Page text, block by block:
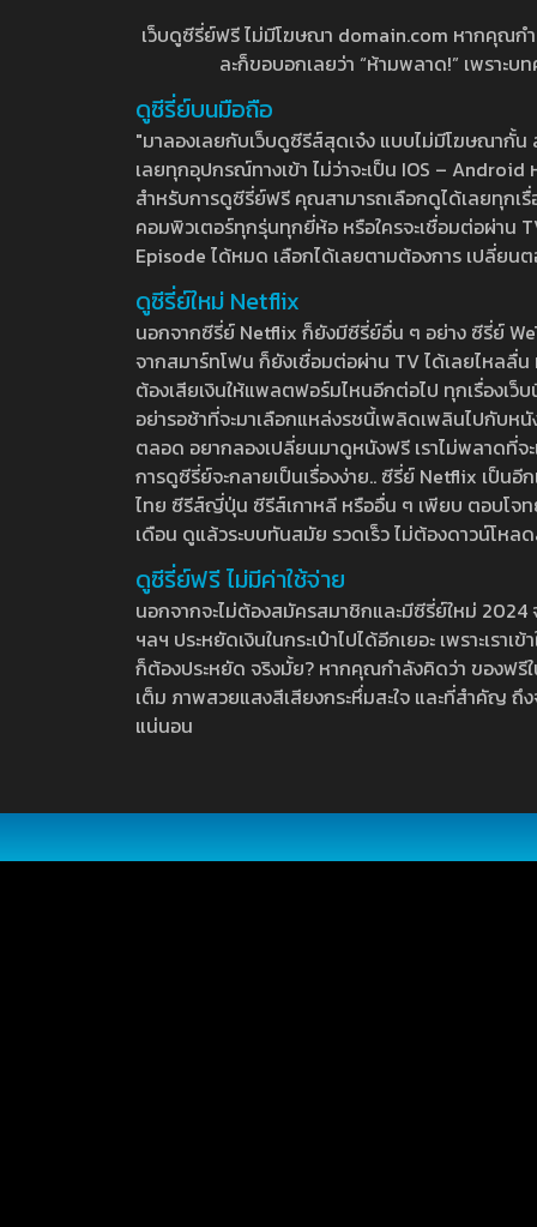
เว็บดูซีรี่ย์ฟรี ไม่มีโฆษณา domain.com หากคุณก
ละก็ขอบอกเลยว่า “ห้ามพลาด!” เพราะ
ดูซีรี่ย์บนมือถือ
"มาลองเลยกับเว็บดูซีรีส์สุดเจ๋ง แบบไม่มีโฆษณากั้
เลยทุกอุปกรณ์ทางเข้า ไม่ว่าจะเป็น IOS –
สำหรับการดูซีรี่ย์ฟรี คุณสามารถเลือกดูได้เลยทุกเ
คอมพิวเตอร์ทุกรุ่นทุกยี่ห้อ หรือใครจะเชื่อมต่อผ่าน
Episode ได้หมด เลือกได้เลยตามต้องการ เปลี่ยน
ดูซีรี่ย์ใหม่ Netflix
นอกจากซีรี่ย์ Netflix ก็ยังมีซีรี่ย์อื่น ๆ อย่าง ซีรี่ย์
จากสมาร์ทโฟน ก็ยังเชื่อมต่อผ่าน TV ได้เลยไหลลื่
ต้องเสียเงินให้แพลตฟอร์มไหนอีกต่อไป ทุกเรื่องเว็
อย่ารอช้าที่จะมาเลือกแหล่งรชนี้เพลิดเพลินไปกับห
ตลอด อยากลองเปลี่ยนมาดูหนังฟรี เราไม่พลาดที่
การดูซีรี่ย์จะกลายเป็นเรื่องง่าย.. ซีรี่ย์ Netflix เป็น
ไทย ซีรีส์ญี่ปุ่น ซีรีส์เกาหลี หรืออื่น ๆ เพียบ ตอบโจท
เดือน ดูแล้วระบบทันสมัย รวดเร็ว ไม่ต้องดาวน์โห
ดูซีรี่ย์ฟรี ไม่มีค่าใช้จ่าย
นอกจากจะไม่ต้องสมัครสมาชิกและมีซีรี่ย์ใหม่
ฯลฯ ประหยัดเงินในกระเป๋าไปได้อีกเยอะ เพราะเร
ก็ต้องประหยัด จริงมั้ย? หากคุณกำลังคิดว่า ของฟ
เต็ม ภาพสวยแสงสีเสียงกระหึ่มสะใจ และที่สำคัญ
แน่นอน